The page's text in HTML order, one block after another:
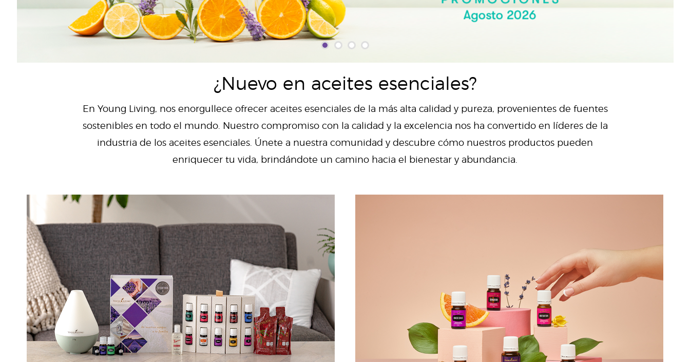
¿Nuevo en aceites esenciales?
En Young Living, nos enorgullece ofrecer aceites esenciales de la más alta calidad y pureza, provenientes de fuentes
sostenibles en todo el mundo. Nuestro compromiso con la calidad y la excelencia nos ha convertido en líderes de la
industria de los aceites esenciales. Únete a nuestra comunidad y descubre cómo nuestros productos pueden
enriquecer tu vida, brindándote un camino hacia el bienestar y abundancia.